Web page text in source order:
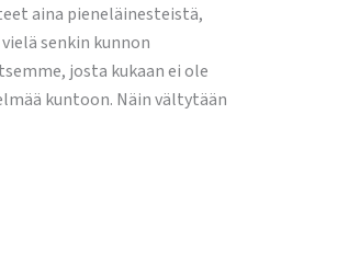
aina pieneläinesteistä,
senkin kunnon
josta kukaan ei ole
kuntoon. Näin vältytään